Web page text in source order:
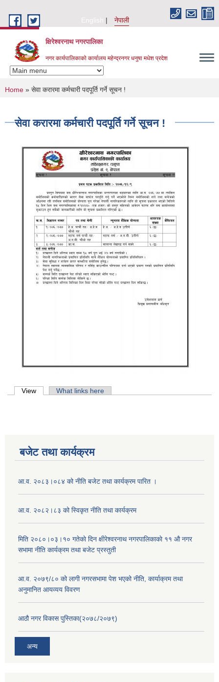
English
नेपाली
क्षिरेश्वरनाथ नगरपालिका
नगर कार्यपालिकाको कार्यालय महेन्द्रनगर धनुषा मधेश प्रदेश
You are here
Home » सेवा करारमा कर्मचारी पदपूर्ति गर्ने सूचन !
सेवा करारमा कर्मचारी पदपूर्ति गर्ने सूचन !
Primary tabs
View (active tab)What links here
बजेट तथा कार्यक्रम
आ.व. २०८३।०८४ को नीति बजेट तथा कार्यक्रम पारित ।
आ.व. २०८२।८३ को स्विकृत नीति तथा कार्यक्रम
मिति २०८०।०३।१० गतेकाे दिन क्षीरेश्वरनाथ नगरपालिकाकाे ११ ‍औ नगर
सभामा नीति कार्यक्रम तथा बजेट प्रस्तुती
आ.व. २०७९/८० को लागी नगरसभामा पेश भएको नीति, कार्याक्रम तथा
अनुमानित आयव्यय विवरण
आठौ नगर विकास पुस्तिका(२०७८/२०७९)
अन्य